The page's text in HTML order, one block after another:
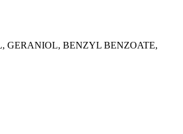
GERANIOL, BENZYL BENZOATE,